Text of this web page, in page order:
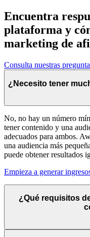
Encuentra
plataforma y
marketing de
Consulta nuestras
¿Necesito tener
No, no hay un número
tener contenido y una
adecuados para ambos.
una audiencia más
puede obtener resultados
Empieza a generar
¿Qué requisitos